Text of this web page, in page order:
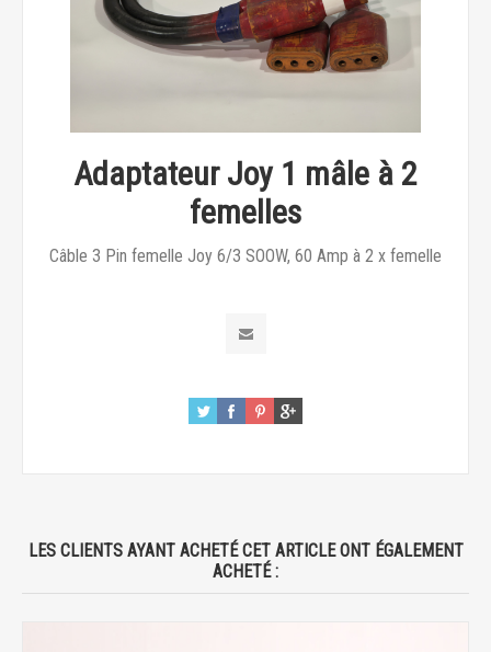
Adaptateur Joy 1 mâle à 2
femelles
Câble 3 Pin femelle Joy 6/3 SOOW, 60 Amp à 2 x femelle
LES CLIENTS AYANT ACHETÉ CET ARTICLE ONT ÉGALEMENT
ACHETÉ :